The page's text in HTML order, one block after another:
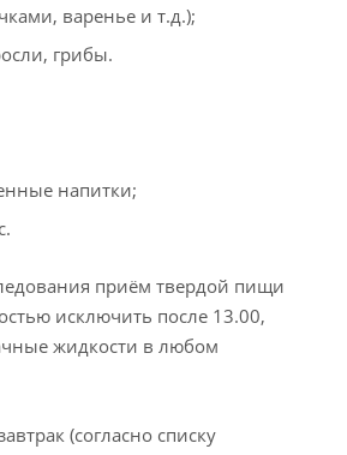
варенье и т.д.);
грибы.
напитки;
приём твердой пищи
исключить после 13.00,
жидкости в любом
(согласно списку